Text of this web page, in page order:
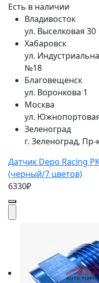
Есть в наличии
Владивосток
ул. Выселковая 30
Хабаровск
ул.
№18
Благовещенск
ул. Воронкова 1
Москва
ул.
Зеленоград
г. Зеленоград, Пр-
Датчик Depo Racing
(черный/7 цветов)
6330₽